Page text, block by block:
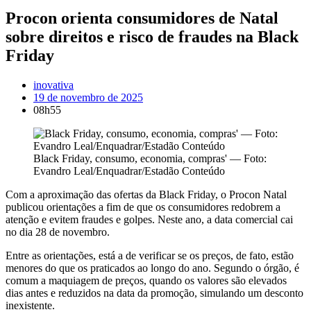
Procon orienta consumidores de Natal
sobre direitos e risco de fraudes na Black
Friday
inovativa
19 de novembro de 2025
08h55
Black Friday, consumo, economia, compras' — Foto:
Evandro Leal/Enquadrar/Estadão Conteúdo
Com a aproximação das ofertas da Black Friday, o Procon Natal
publicou orientações a fim de que os consumidores redobrem a
atenção e evitem fraudes e golpes. Neste ano, a data comercial cai
no dia 28 de novembro.
Entre as orientações, está a de verificar se os preços, de fato, estão
menores do que os praticados ao longo do ano. Segundo o órgão, é
comum a maquiagem de preços, quando os valores são elevados
dias antes e reduzidos na data da promoção, simulando um desconto
inexistente.